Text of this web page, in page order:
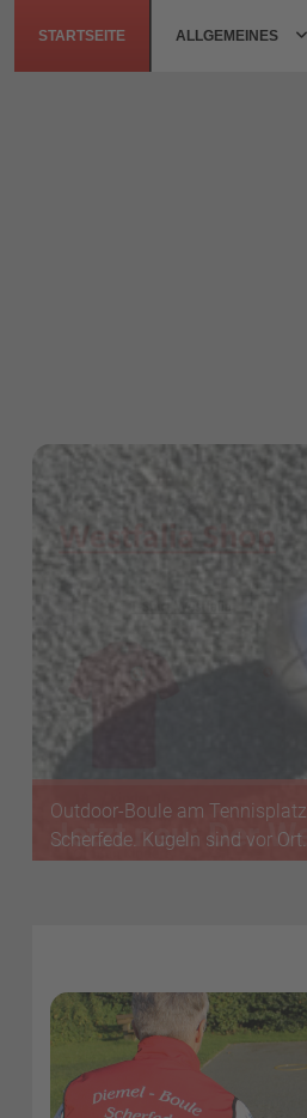
STARTSEITE ALLGEMEINES
Outdoor-Boule am
Scherfede. Kugeln sind vor Ort.